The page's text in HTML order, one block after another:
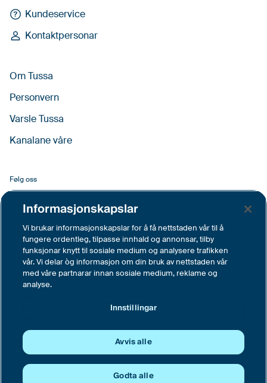
Kundeservice
Kontaktpersonar
Om Tussa
Personvern
Varsle Tussa
Kanalane våre
Følg oss
Facebook
LinkedIn
YouTube
Instagram
Vimeo
© Tussa Kraft AS, Langemyra 6, 6160 Hovdebygda
Sentralbord tlf. 70 04 62 00
Informasjonskapslar
Vi brukar informasjonskapslar for å få nettstaden vår til å
fungere ordentleg, tilpasse innhald og annonsar, tilby
funksjonar knytt til sosiale medium og analysere trafikken
vår. Vi delar òg informasjon om din bruk av nettstaden vår
med våre partnarar innan sosiale medium, reklame og
analyse.
Innstillingar
Avvis alle
Godta alle